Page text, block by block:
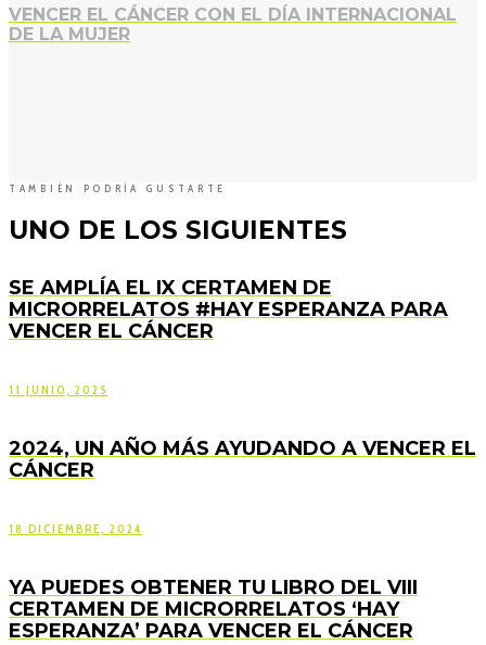
VENCER EL CÁNCER CON EL DÍA INTERNACIONAL
DE LA MUJER
TAMBIÉN PODRÍA GUSTARTE
UNO DE LOS SIGUIENTES
SE AMPLÍA EL IX CERTAMEN DE
MICRORRELATOS #HAY ESPERANZA PARA
VENCER EL CÁNCER
11 JUNIO, 2025
2024, UN AÑO MÁS AYUDANDO A VENCER EL
CÁNCER
18 DICIEMBRE, 2024
YA PUEDES OBTENER TU LIBRO DEL VIII
CERTAMEN DE MICRORRELATOS ‘HAY
ESPERANZA’ PARA VENCER EL CÁNCER